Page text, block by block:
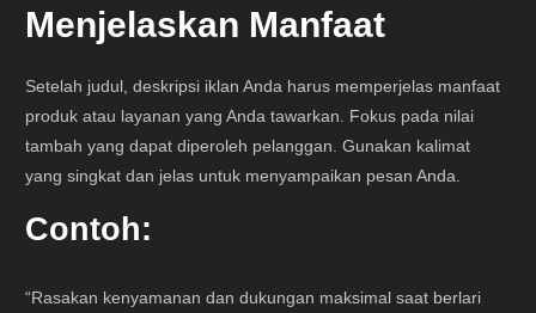
Menjelaskan Manfaat
Setelah judul, deskripsi iklan Anda harus memperjelas manfaat
produk atau layanan yang Anda tawarkan. Fokus pada nilai
tambah yang dapat diperoleh pelanggan. Gunakan kalimat
yang singkat dan jelas untuk menyampaikan pesan Anda.
Contoh:
“Rasakan kenyamanan dan dukungan maksimal saat berlari